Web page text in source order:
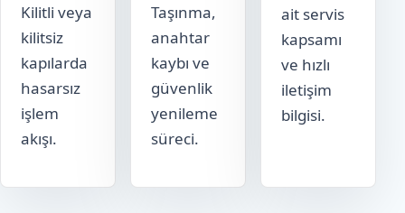
Kilitli veya
kilitsiz
kapılarda
hasarsız
işlem
akışı.
Taşınma,
anahtar
kaybı ve
güvenlik
yenileme
süreci.
ait servis
kapsamı
ve hızlı
iletişim
bilgisi.